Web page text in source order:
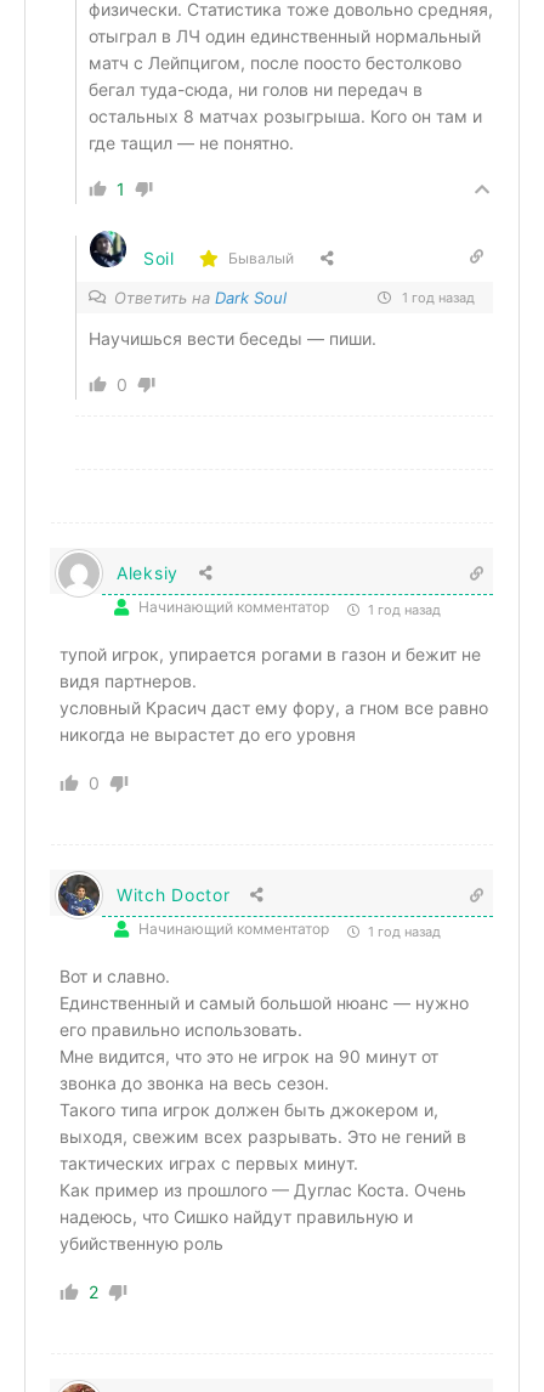
физически. Статистика тоже довольно средняя,
отыграл в ЛЧ один единственный нормальный
матч с Лейпцигом, после поосто бестолково
бегал туда-сюда, ни голов ни передач в
остальных 8 матчах розыгрыша. Кого он там и
где тащил — не понятно.
1
Soil Бывалый
Ответить на Dark Soul 1 год назад
Научишься вести беседы — пиши.
0
Aleksiy
Начинающий комментатор 1 год назад
тупой игрок, упирается рогами в газон и бежит не
видя партнеров.
условный Красич даст ему фору, а гном все равно
никогда не вырастет до его уровня
0
Witch Doctor
Начинающий комментатор 1 год назад
Вот и славно.
Единственный и самый большой нюанс — нужно
его правильно использовать.
Мне видится, что это не игрок на 90 минут от
звонка до звонка на весь сезон.
Такого типа игрок должен быть джокером и,
выходя, свежим всех разрывать. Это не гений в
тактических играх с первых минут.
Как пример из прошлого — Дуглас Коста. Очень
надеюсь, что Сишко найдут правильную и
убийственную роль
2